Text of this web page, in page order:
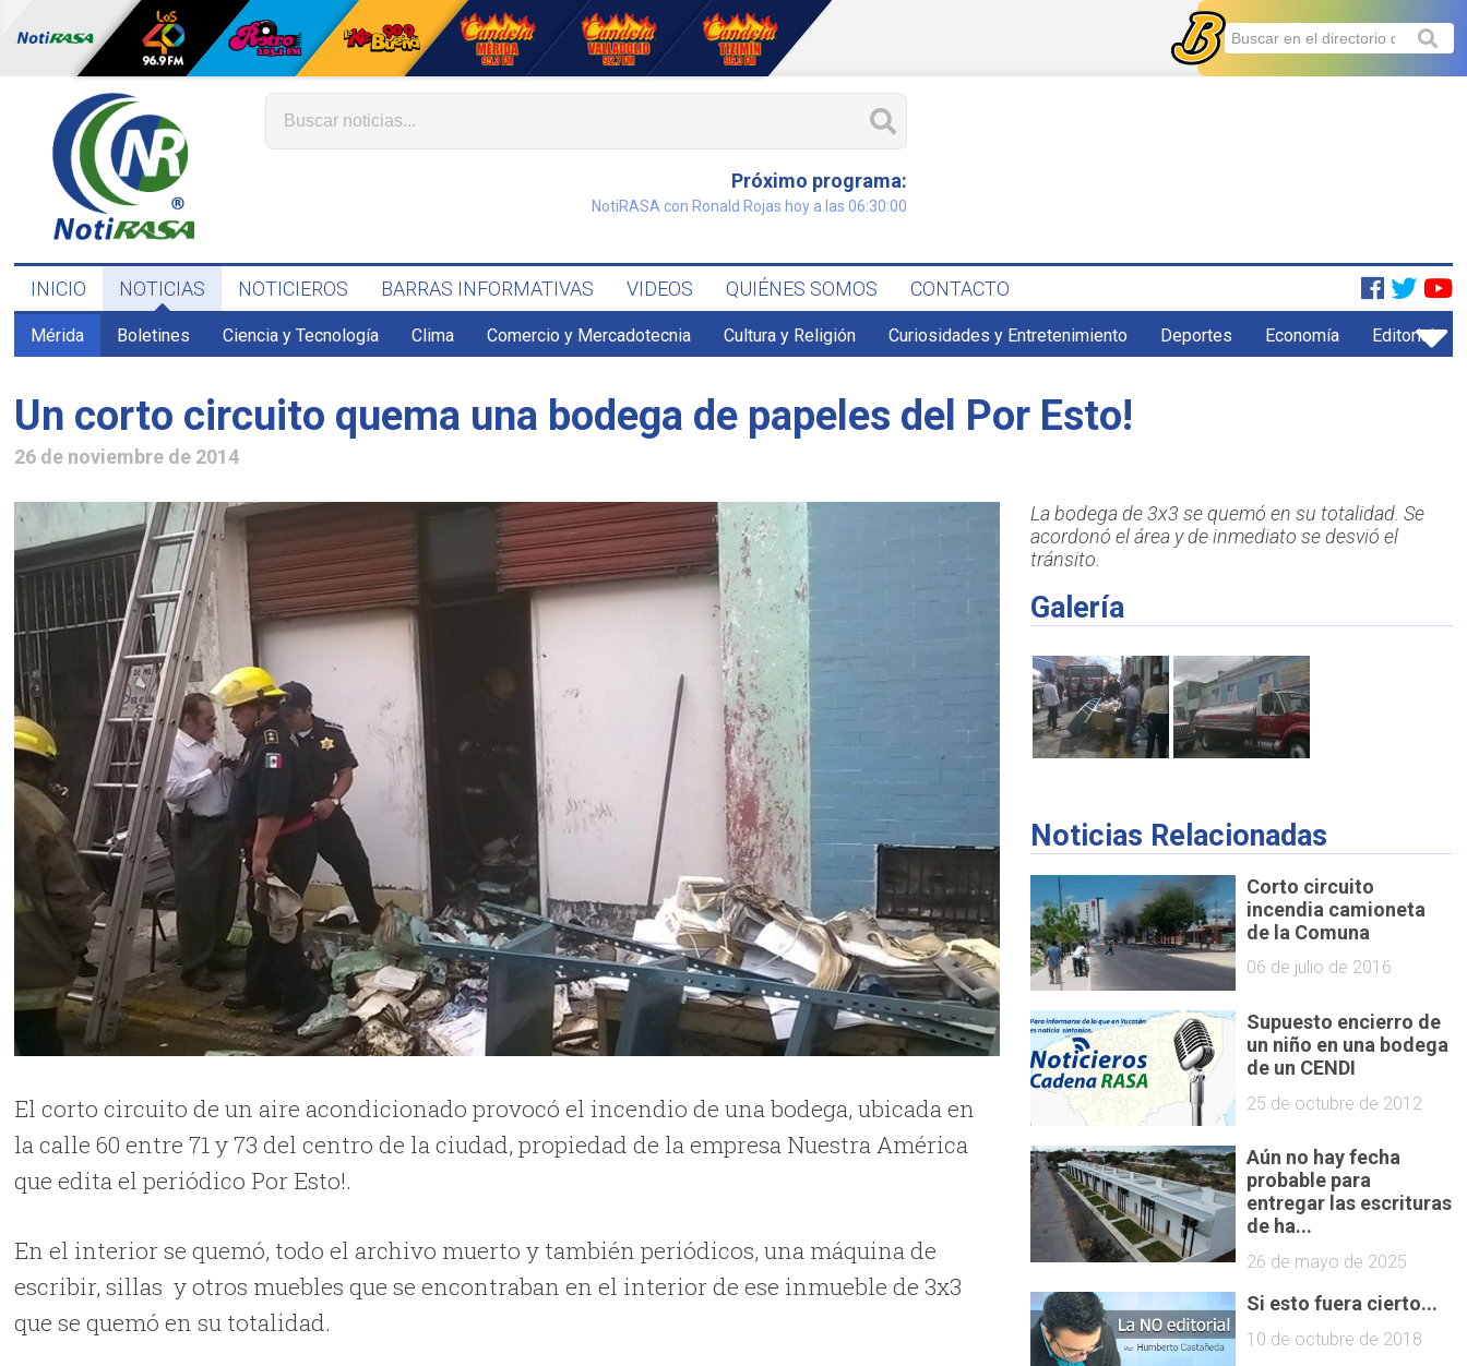
Próximo programa:
NotiRASA con Ronald Rojas hoy a las 06:30:00
INICIO NOTICIAS NOTICIEROS BARRAS INFORMATIVAS VIDEOS QUIÉNES SOMOS CONTACTO
Mérida Boletines Ciencia y Tecnología Clima Comercio y Mercadotecnia Cultura y Religión Curiosidades y Entretenimiento Deportes Economía Editorial
Un corto circuito quema una bodega de papeles del Por Esto!
26 de noviembre de 2014
El corto circuito de un aire acondicionado provocó el incendio de una bodega, ubicada en
la calle 60 entre 71 y 73 del centro de la ciudad, propiedad de la empresa Nuestra América
que edita el periódico Por Esto!.
En el interior se quemó, todo el archivo muerto y también periódicos, una máquina de
escribir, sillas y otros muebles que se encontraban en el interior de ese inmueble de 3x3
que se quemó en su totalidad.
La bodega de 3x3 se quemó en su totalidad. Se
acordonó el área y de inmediato se desvió el
tránsito.
Galería
Noticias Relacionadas
Corto circuito
incendia camioneta
de la Comuna
06 de julio de 2016
Supuesto encierro de
un niño en una bodega
de un CENDI
25 de octubre de 2012
Aún no hay fecha
probable para
entregar las escrituras
de ha...
26 de mayo de 2025
Si esto fuera cierto...
10 de octubre de 2018